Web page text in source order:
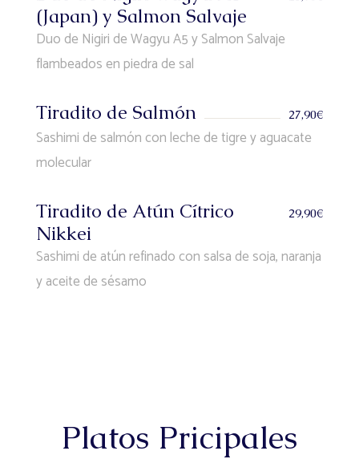
(Japan) y Salmon Salvaje
Duo de Nigiri de Wagyu A5 y Salmon Salvaje
flambeados en piedra de sal
Tiradito de Salmón 27,90€
Sashimi de salmón con leche de tigre y aguacate
molecular
Tiradito de Atún Cítrico
Nikkei
29,90€
Sashimi de atún refinado con salsa de soja, naranja
y aceite de sésamo
Platos Pricipales